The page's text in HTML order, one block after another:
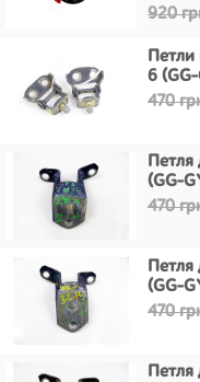
920
Петли
6
470
Петля
(GG-
470
Петля
(GG-
470
Петля